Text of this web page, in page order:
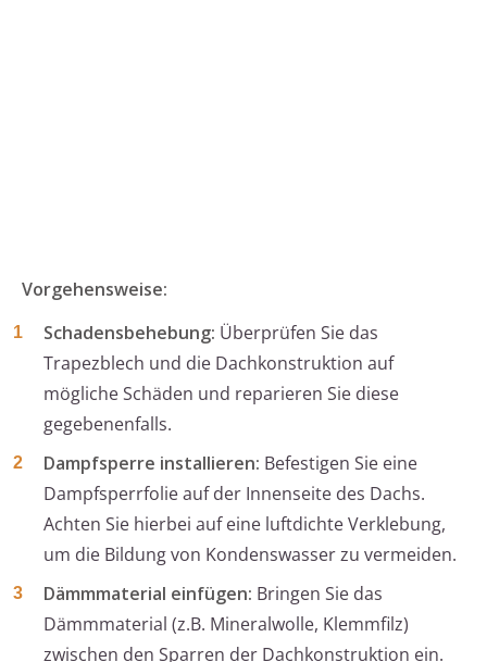
Vorgehensweise:
Schadensbehebung: Überprüfen Sie das
Trapezblech und die Dachkonstruktion auf
mögliche Schäden und reparieren Sie diese
gegebenenfalls.
Dampfsperre installieren: Befestigen Sie eine
Dampfsperrfolie auf der Innenseite des Dachs.
Achten Sie hierbei auf eine luftdichte Verklebung,
um die Bildung von Kondenswasser zu vermeiden.
Dämmmaterial einfügen: Bringen Sie das
Dämmmaterial (z.B. Mineralwolle, Klemmfilz)
zwischen den Sparren der Dachkonstruktion ein.